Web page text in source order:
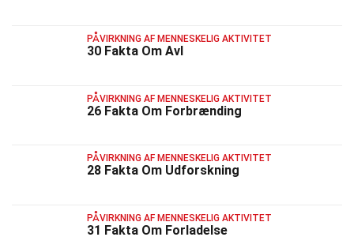
PÅVIRKNING AF MENNESKELIG AKTIVITET
30 Fakta Om Avl
PÅVIRKNING AF MENNESKELIG AKTIVITET
26 Fakta Om Forbrænding
PÅVIRKNING AF MENNESKELIG AKTIVITET
28 Fakta Om Udforskning
PÅVIRKNING AF MENNESKELIG AKTIVITET
31 Fakta Om Forladelse